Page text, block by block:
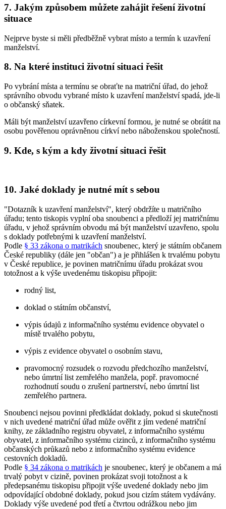
7. Jakým způsobem můžete zahájit řešení životní
situace
Nejprve byste si měli předběžně vybrat místo a termín k uzavření
manželství.
8. Na které instituci životní situaci řešit
Po vybrání místa a termínu se obraťte na matriční úřad, do jehož
správního obvodu vybrané místo k uzavření manželství spadá, jde-li
o občanský sňatek.
Máli být manželství uzavřeno církevní formou, je nutné se obrátit na
osobu pověřenou oprávněnou církví nebo náboženskou společností.
9. Kde, s kým a kdy životní situaci řešit
10. Jaké doklady je nutné mít s sebou
"Dotazník k uzavření manželství", který obdržíte u matričního
úřadu; tento tiskopis vyplní oba snoubenci a předloží jej matričnímu
úřadu, v jehož správním obvodu má být manželství uzavřeno, spolu
s doklady potřebnými k uzavření manželství.
Podle § 33 zákona o matrikách snoubenec, který je státním občanem
České republiky (dále jen "občan") a je přihlášen k trvalému pobytu
v České republice, je povinen matričnímu úřadu prokázat svou
totožnost a k výše uvedenému tiskopisu připojit:
rodný list,
doklad o státním občanství,
výpis údajů z informačního systému evidence obyvatel o
místě trvalého pobytu,
výpis z evidence obyvatel o osobním stavu,
pravomocný rozsudek o rozvodu předchozího manželství,
nebo úmrtní list zemřelého manžela, popř. pravomocné
rozhodnutí soudu o zrušení partnerství, nebo úmrtní list
zemřelého partnera.
Snoubenci nejsou povinni předkládat doklady, pokud si skutečnosti
v nich uvedené matriční úřad může ověřit z jím vedené matriční
knihy, ze základního registru obyvatel, z informačního systému
obyvatel, z informačního systému cizinců, z informačního systému
občanských průkazů nebo z informačního systému evidence
cestovních dokladů.
Podle § 34 zákona o matrikách je snoubenec, který je občanem a má
trvalý pobyt v cizině, povinen prokázat svoji totožnost a k
předepsanému tiskopisu připojit výše uvedené doklady nebo jim
odpovídající obdobné doklady, pokud jsou cizím státem vydávány.
Doklady výše uvedené pod třetí a čtvrtou odrážkou nebo jim